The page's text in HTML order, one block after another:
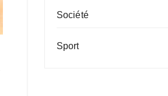
Société
Sport